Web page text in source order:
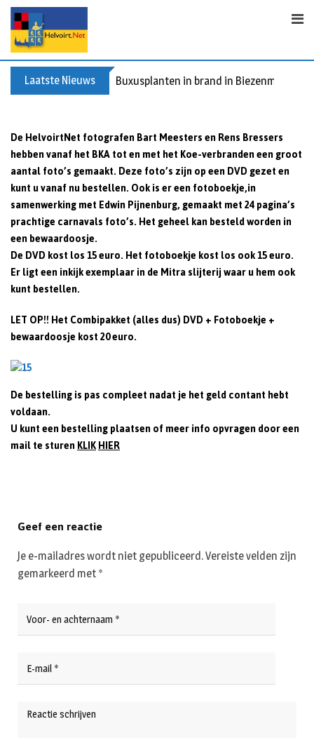
p
Laatste Nieuws Buxusplanten in brand in Biezenmortel,
De HelvoirtNet fotografen Bart Meesters en Rens Bressers
hebben vanaf het BKA tot en met het Koe-verbranden een groot
aantal foto’s gemaakt. Deze foto’s zijn op een DVD gezet en
kunt u vanaf nu bestellen. Ook is er een fotoboekje,in
samenwerking met Edwin Pijnenburg, gemaakt met 24 pagina’s
prachtige carnavals foto’s. Het geheel kan besteld worden in
een bewaardoosje.
De DVD kost los 15 euro. Het fotoboekje kost los ook 15 euro.
Er ligt een inkijk exemplaar in de Mitra slijterij waar u hem ook
kunt bestellen.
LET OP!! Het Combipakket (alles dus) DVD + Fotoboekje +
bewaardoosje kost 20 euro.
De bestelling is pas compleet nadat je het geld contant hebt
voldaan.
U kunt een bestelling plaatsen of meer info opvragen door een
mail te sturenKLIKHIER
Geef een reactie
Je e-mailadres wordt niet gepubliceerd.Vereiste velden zijn
gemarkeerd met *